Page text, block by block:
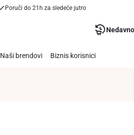
Poruči do 21h za sledeće jutro
Naši brendovi Biznis korisnici